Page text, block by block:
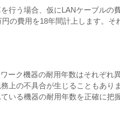
行う場合、仮にLANケーブル
の費用を18年間計上します。
ーク機器の耐用年数はそれぞ
上の不具合が生じることもあ
いる機器の耐用年数を正確に把